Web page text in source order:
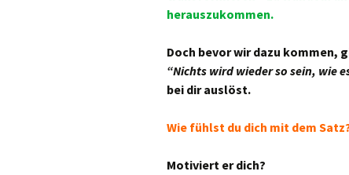
herauszukommen.
Doch bevor wir dazu kommen,
“Nichts wird wieder so sein, wie
bei dir auslöst.
Wie fühlst du dich mit dem
Motiviert er dich?